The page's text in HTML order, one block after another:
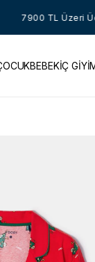
7900 TL Üzeri
BEBEKİÇ